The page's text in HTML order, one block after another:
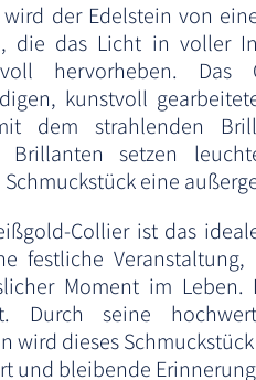
der Edelstein von
die das Licht in voller
hervorheben.
kunstvoll
dem strahlenden
Brillanten setzen
Schmuckstück eine
Collier ist das
festliche
Moment im
Durch seine
wird dieses
und bleibende